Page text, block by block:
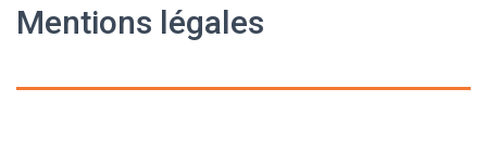
Mentions légales